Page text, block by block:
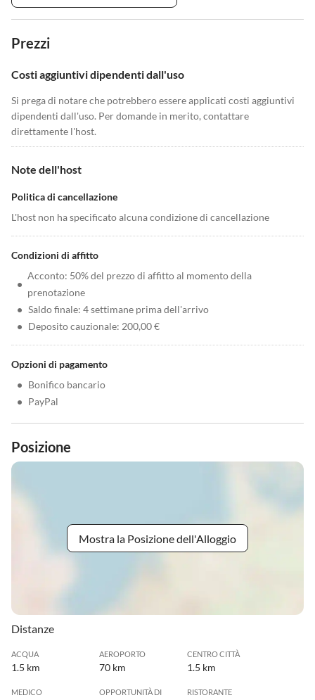
Prezzi
Costi aggiuntivi dipendenti dall'uso
Si prega di notare che potrebbero essere applicati costi aggiuntivi
dipendenti dall'uso. Per domande in merito, contattare
direttamente l'host.
Note dell'host
Politica di cancellazione
L'host non ha specificato alcuna condizione di cancellazione
Condizioni di affitto
•
Acconto: 50% del prezzo di affitto al momento della
prenotazione
• Saldo finale: 4 settimane prima dell'arrivo
• Deposito cauzionale: 200,00 €
Opzioni di pagamento
• Bonifico bancario
• PayPal
Posizione
Mostra la Posizione dell'Alloggio
Distanze
ACQUA
1.5 km
AEROPORTO
70 km
CENTRO CITTÀ
1.5 km
MEDICO
OPPORTUNITÀ DI
RISTORANTE